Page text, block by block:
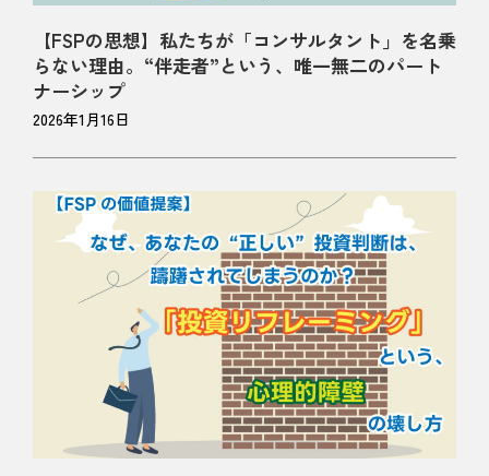
【FSPの思想】私たちが「コンサルタント」を名乗
らない理由。“伴走者”という、唯一無二のパート
ナーシップ
2026年1月16日